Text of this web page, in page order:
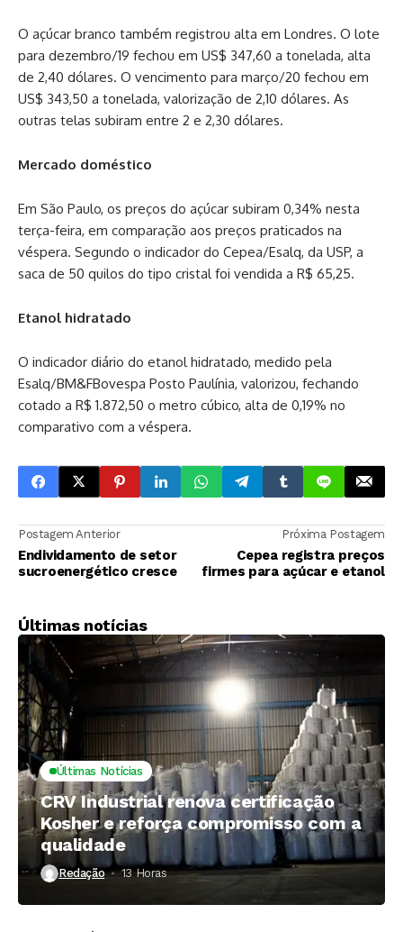
O açúcar branco também registrou alta em Londres. O lote
para dezembro/19 fechou em US$ 347,60 a tonelada, alta
de 2,40 dólares. O vencimento para março/20 fechou em
US$ 343,50 a tonelada, valorização de 2,10 dólares. As
outras telas subiram entre 2 e 2,30 dólares.
Mercado doméstico
Em São Paulo, os preços do açúcar subiram 0,34% nesta
terça-feira, em comparação aos preços praticados na
véspera. Segundo o indicador do Cepea/Esalq, da USP, a
saca de 50 quilos do tipo cristal foi vendida a R$ 65,25.
Etanol hidratado
O indicador diário do etanol hidratado, medido pela
Esalq/BM&FBovespa Posto Paulínia, valorizou, fechando
cotado a R$ 1.872,50 o metro cúbico, alta de 0,19% no
comparativo com a véspera.
Postagem Anterior
Endividamento de setor
sucroenergético cresce
Próxima Postagem
Cepea registra preços
firmes para açúcar e etanol
Últimas notícias
Últimas Notícias
CRV Industrial renova certificação
Kosher e reforça compromisso com a
qualidade
Redação 13 Horas ⁮